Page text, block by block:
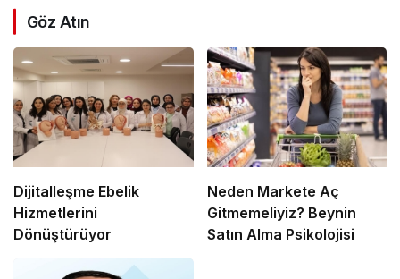
Göz Atın
Dijitalleşme Ebelik
Hizmetlerini
Dönüştürüyor
Neden Markete Aç
Gitmemeliyiz? Beynin
Satın Alma Psikolojisi